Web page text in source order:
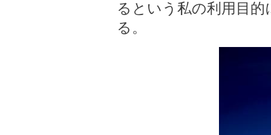
るという私の利用目
る。